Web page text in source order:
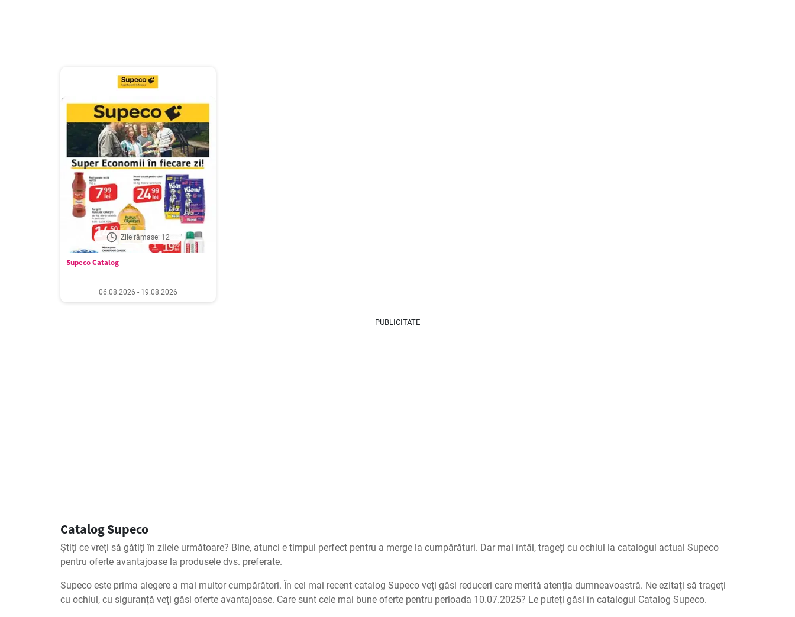
Zile rămase: 12
Supeco Catalog
06.08.2026 - 19.08.2026
PUBLICITATE
Catalog Supeco
Știți ce vreți să gătiți în zilele următoare? Bine, atunci e timpul perfect pentru a merge la cumpărături. Dar mai întâi, trageți cu ochiul la catalogul actual Supeco
pentru oferte avantajoase la produsele dvs. preferate.
Supeco este prima alegere a mai multor cumpărători. În cel mai recent catalog Supeco veți găsi reduceri care merită atenția dumneavoastră. Ne ezitați să trageți
cu ochiul, cu siguranță veți găsi oferte avantajoase. Care sunt cele mai bune oferte pentru perioada 10.07.2025? Le puteți găsi în catalogul Catalog Supeco.